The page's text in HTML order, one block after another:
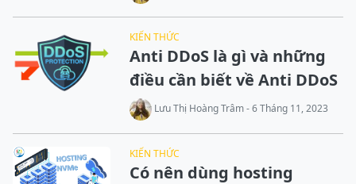
KIẾN THỨC
Anti DDoS là gì và những
điều cần biết về Anti DDoS
Lưu Thị Hoàng Trâm - 6 Tháng 11, 2023
KIẾN THỨC
Có nên dùng hosting